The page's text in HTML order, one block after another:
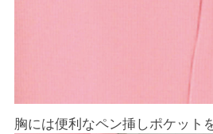
胸には便利なペン挿しポケット